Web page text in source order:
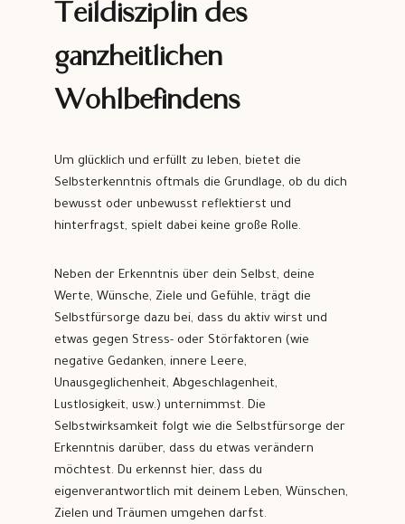
Teildisziplin des
ganzheitlichen
Wohlbefindens
Um glücklich und erfüllt zu leben, bietet die
Selbsterkenntnis oftmals die Grundlage, ob du dich
bewusst oder unbewusst reflektierst und
hinterfragst, spielt dabei keine große Rolle.
Neben der Erkenntnis über dein Selbst, deine
Werte, Wünsche, Ziele und Gefühle, trägt die
Selbstfürsorge dazu bei, dass du aktiv wirst und
etwas gegen Stress- oder Störfaktoren (wie
negative Gedanken, innere Leere,
Unausgeglichenheit, Abgeschlagenheit,
Lustlosigkeit, usw.) unternimmst. Die
Selbstwirksamkeit folgt wie die Selbstfürsorge der
Erkenntnis darüber, dass du etwas verändern
möchtest. Du erkennst hier, dass du
eigenverantwortlich mit deinem Leben, Wünschen,
Zielen und Träumen umgehen darfst.